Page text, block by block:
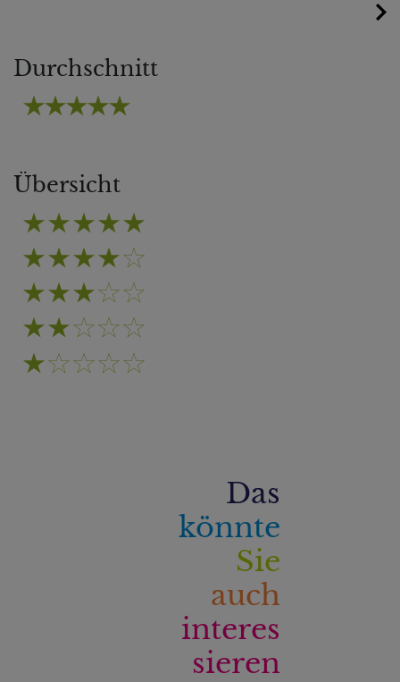
Durchschnitt
Übersicht
Das
könnte
Sie
auch
interes
sieren